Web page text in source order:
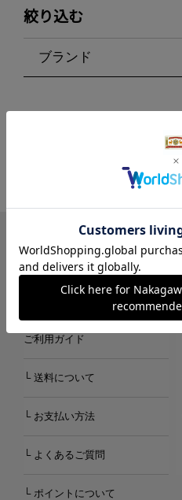
絞り込む
ブランド
LINE Instagram X
ご利用ガイド
└ 送料について
└ お支払い方法
└ よくあるご質問
└ ポイントについて